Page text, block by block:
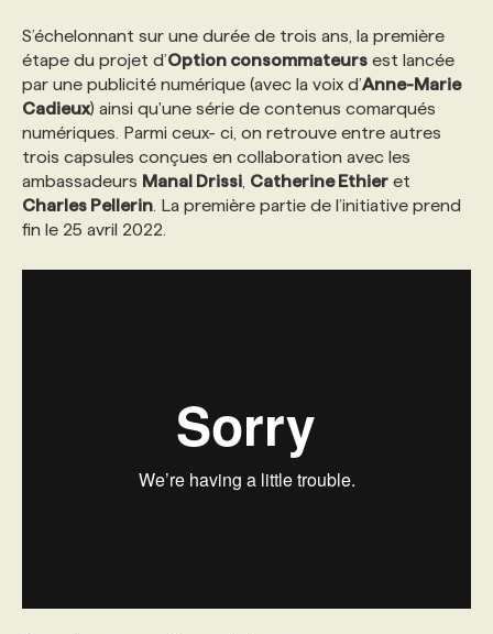
S’échelonnant sur une durée de trois ans, la première
étape du projet d’Option consommateurs est lancée
par une publicité numérique (avec la voix d’Anne-Marie
Cadieux) ainsi qu'une série de contenus comarqués
numériques. Parmi ceux- ci, on retrouve entre autres
trois capsules conçues en collaboration avec les
ambassadeurs Manal Drissi Catherine Ethier et
Charles Pellerin . La première partie de l’initiative prend
fin le 25 avril 2022.